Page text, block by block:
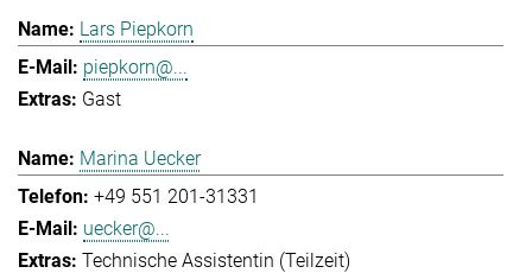
Lars Piepkorn
piepkorn@...
Gast
Marina Uecker
+49 551 201-31331
uecker@...
Technische Assistentin (Teilzeit)